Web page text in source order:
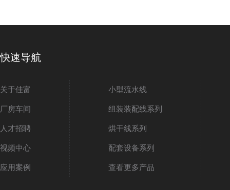
快速导航
关于佳富
厂房车间
人才招聘
视频中心
应用案例
小型流水线
组装装配线系列
烘干线系列
配套设备系列
查看更多产品